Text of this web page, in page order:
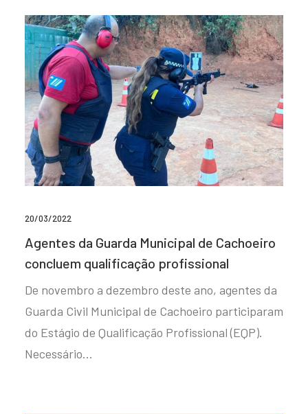
20/03/2022
Agentes da Guarda Municipal de Cachoeiro
concluem qualificação profissional
De novembro a dezembro deste ano, agentes da
Guarda Civil Municipal de Cachoeiro participaram
do Estágio de Qualificação Profissional (EQP).
Necessário…